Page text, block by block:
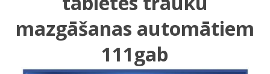
mazgāšanas automātiem
111gab